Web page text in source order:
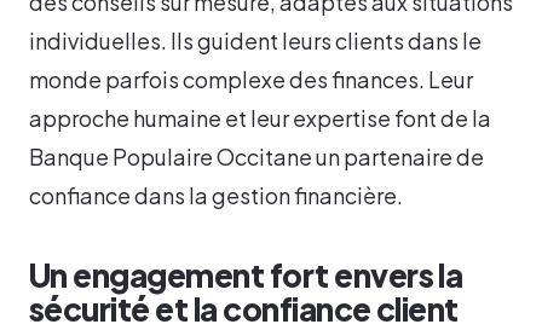
individuelles. Ils guident leurs clients dans le
monde parfois complexe des finances. Leur
approche humaine et leur expertise font de la
Banque Populaire Occitane un partenaire de
confiance dans la gestion financière.
Un engagement fort envers la
sécurité et la confiance client